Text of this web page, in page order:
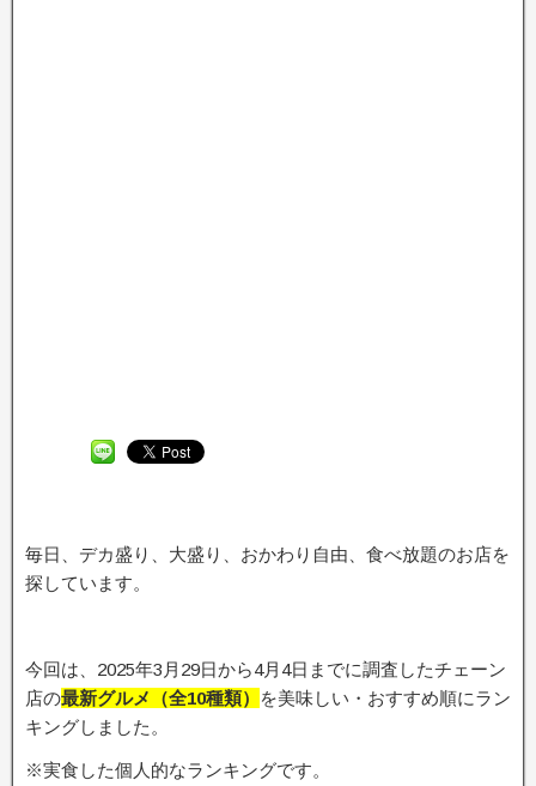
毎日、デカ盛り、大盛り、おかわり自由、食べ放題のお店を
探しています。
今回は、2025年3月29日から4月4日までに調査したチェーン
店の最新グルメ（全10種類）
を美味しい・おすすめ順にラン
キングしました。
※実食した個人的なランキングです。